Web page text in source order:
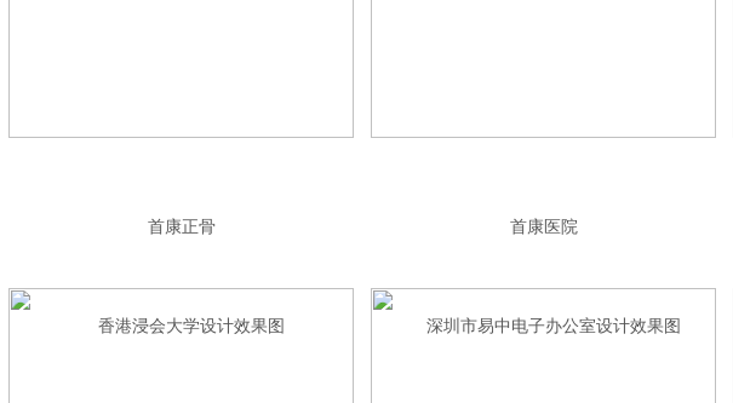
首康正骨 首康医院